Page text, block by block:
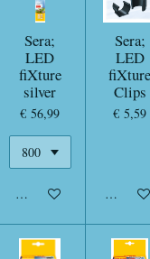
Sera;
LED
fiXture
silver
€ 56,99
In winkelwagen
Sera;
LED
fiXture
Clips
€ 5,59
In